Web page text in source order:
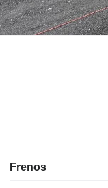
Frenos